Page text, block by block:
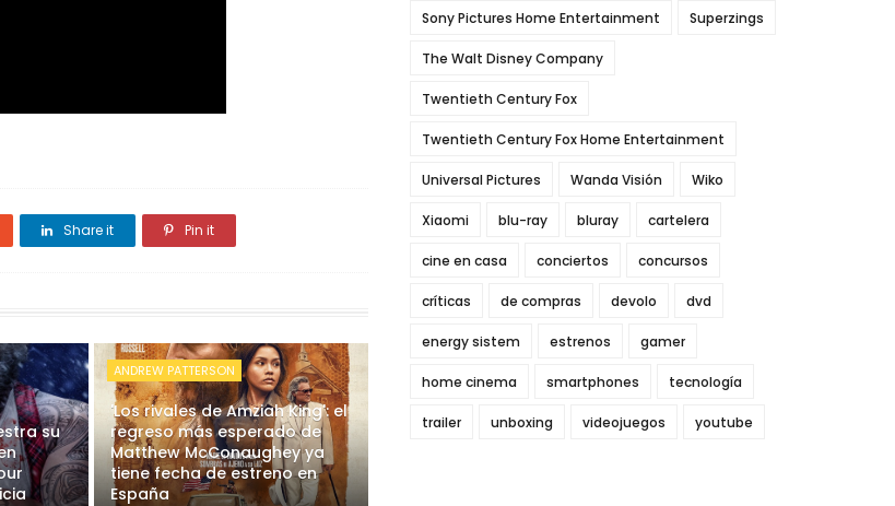
Share it Pin it
su
ANDREW PATTERSON
'Los rivales de Amziah King': el
regreso más esperado de
Matthew McConaughey ya
tiene fecha de estreno en
España
Sony Pictures Home Entertainment Superzings
The Walt Disney Company
Twentieth Century Fox
Twentieth Century Fox Home Entertainment
Universal Pictures Wanda Visión Wiko
Xiaomi blu-ray bluray cartelera
cine en casa conciertos concursos
críticas de compras devolo dvd
energy sistem estrenos gamer
home cinema smartphones tecnología
trailer unboxing videojuegos youtube